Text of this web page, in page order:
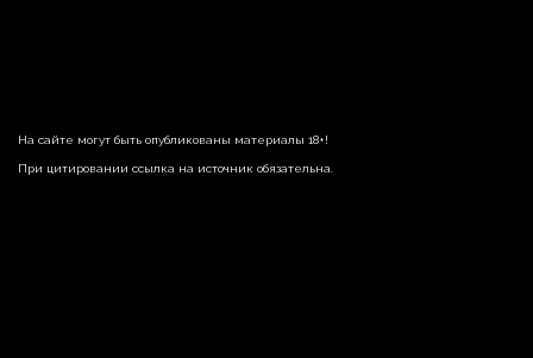
На сайте могут быть опубликованы материалы 18+!
При цитировании ссылка на источник обязательна.